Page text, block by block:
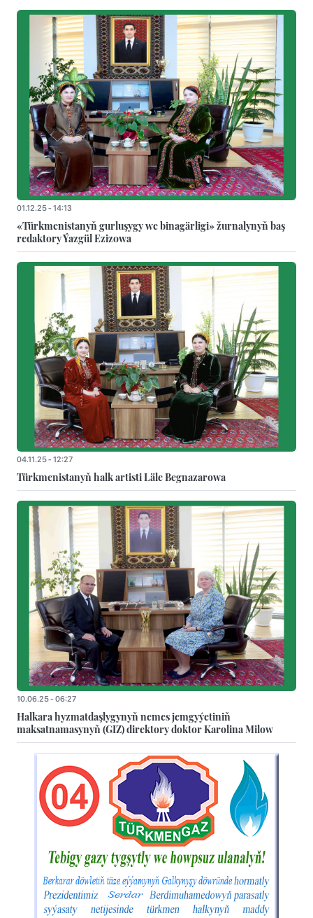
01.12.25 - 14:13
«Türkmenistanyň gurluşygy we binagärligi» žurnalynyň baş
redaktory Ýazgül Ezizowa
04.11.25 - 12:27
Türkmenistanyň halk artisti Läle Begnazarowa
10.06.25 - 06:27
Halkara hyzmatdaşlygynyň nemes jemgyýetiniň
maksatnamasynyň (GIZ) direktory doktor Karolina Milow